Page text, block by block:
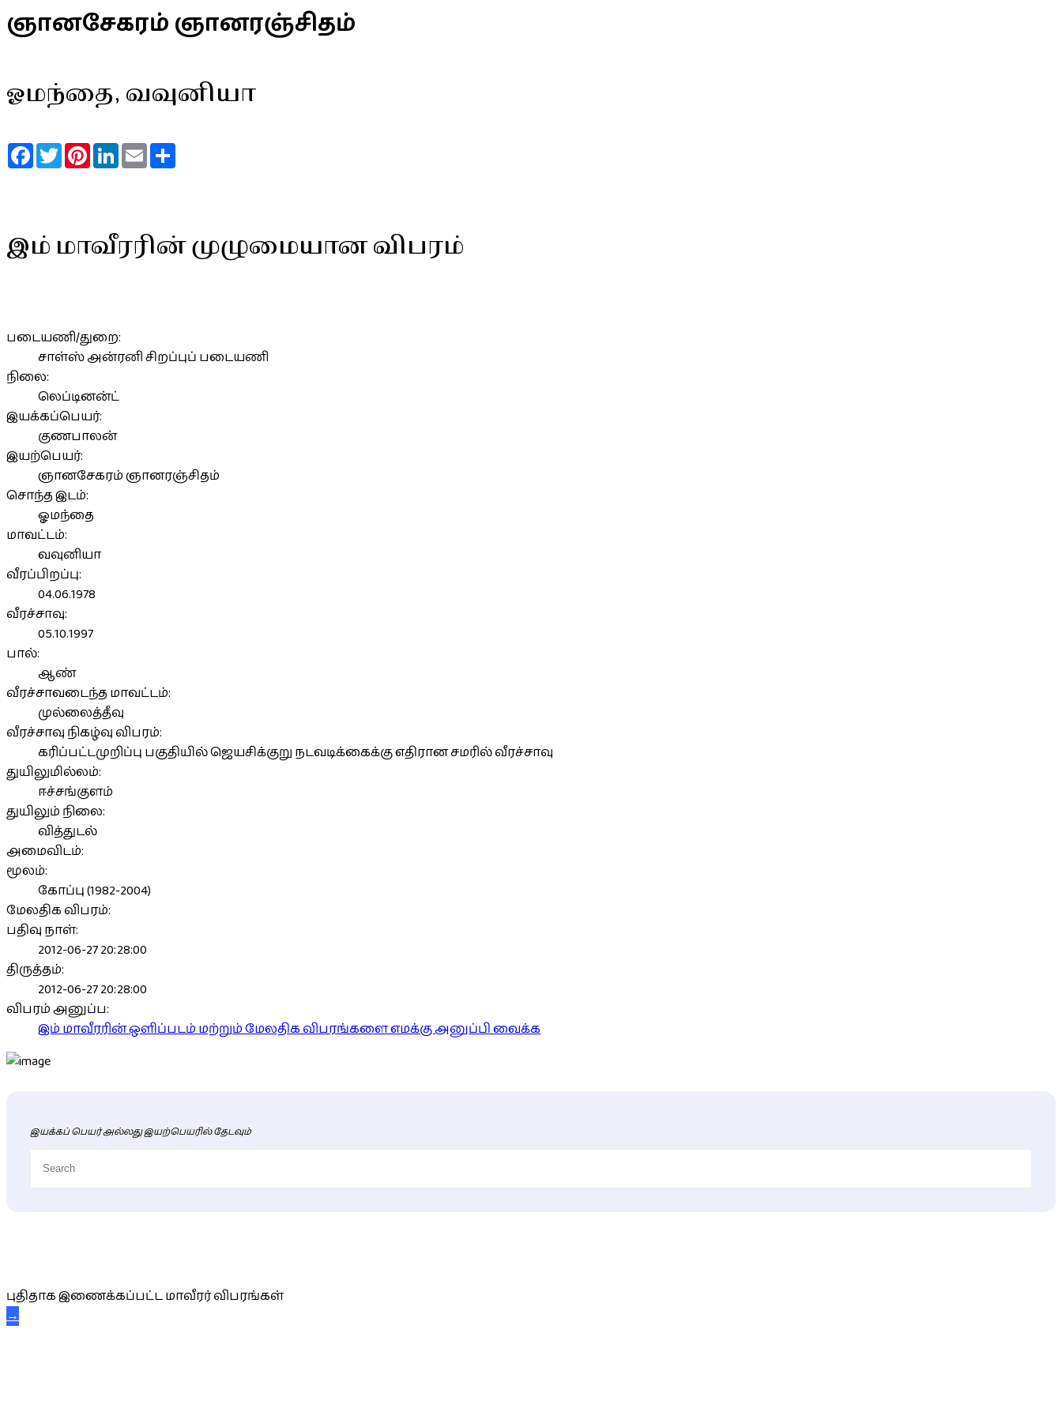
ஞானசேகரம் ஞானரஞ்சிதம்
ஓமந்தை, வவுனியா
FacebookTwitterPinterestLinkedInEmail
இம் மாவீரரின் முழுமையான விபரம்
படையணி/துறை:
சாள்ஸ் அன்ரனி சிறப்புப் படையணி
நிலை:
லெப்டினன்ட்
இயக்கப்பெயர்:
குணபாலன்
இயற்பெயர்:
ஞானசேகரம் ஞானரஞ்சிதம்
சொந்த இடம்:
ஓமந்தை
மாவட்டம்:
வவுனியா
வீரப்பிறப்பு:
04.06.1978
வீரச்சாவு:
05.10.1997
பால்:
ஆண்
வீரச்சாவடைந்த மாவட்டம்:
முல்லைத்தீவு
வீரச்சாவு நிகழ்வு விபரம்:
கரிப்பட்டமுறிப்பு பகுதியில் ஜெயசிக்குறு நடவடிக்கைக்கு எதிரான சமரில் வீரச்சாவு
துயிலுமில்லம்:
ஈச்சங்குளம்
துயிலும் நிலை:
வித்துடல்
அமைவிடம்:
மூலம்:
கோப்பு (1982-2004)
மேலதிக விபரம்:
பதிவு நாள்:
2012-06-27 20:28:00
திருத்தம்:
2012-06-27 20:28:00
விபரம் அனுப்ப:
இம் மாவீரரின் ஒளிப்படம் மற்றும் மேலதிக விபரங்களை எமக்கு அனுப்பி வைக்க
இயக்கப் பெயர் அல்லது இயற்பெயரில் தேடவும்
புதிதாக இணைக்கப்பட்ட மாவீரர் விபரங்கள்
→